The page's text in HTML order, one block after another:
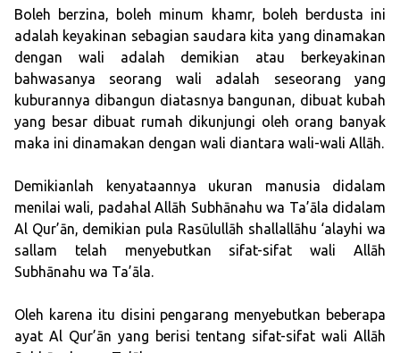
Boleh berzina, boleh minum khamr, boleh berdusta ini
adalah keyakinan sebagian saudara kita yang dinamakan
dengan wali adalah demikian atau berkeyakinan
bahwasanya seorang wali adalah seseorang yang
kuburannya dibangun diatasnya bangunan, dibuat kubah
yang besar dibuat rumah dikunjungi oleh orang banyak
maka ini dinamakan dengan wali diantara wali-wali Allāh.
Demikianlah kenyataannya ukuran manusia didalam
menilai wali, padahal Allāh Subhānahu wa Ta’āla didalam
Al Qur’ān, demikian pula Rasūlullāh shallallāhu ‘alayhi wa
sallam telah menyebutkan sifat-sifat wali Allāh
Subhānahu wa Ta’āla.
Oleh karena itu disini pengarang menyebutkan beberapa
ayat Al Qur’ān yang berisi tentang sifat-sifat wali Allāh